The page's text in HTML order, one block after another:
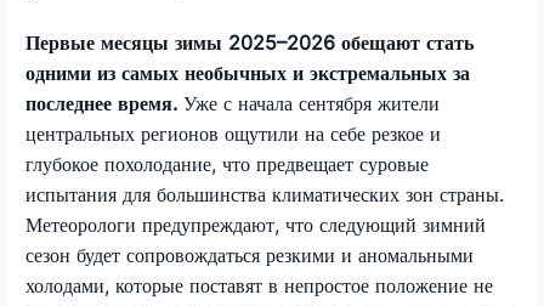
Первые месяцы зимы 2025–2026 обещают стать
одними из самых необычных и экстремальных за
последнее время. Уже с начала сентября жители
центральных регионов ощутили на себе резкое и
глубокое похолодание, что предвещает суровые
испытания для большинства климатических зон страны.
Метеорологи предупреждают, что следующий зимний
сезон будет сопровождаться резкими и аномальными
холодами, которые поставят в непростое положение не